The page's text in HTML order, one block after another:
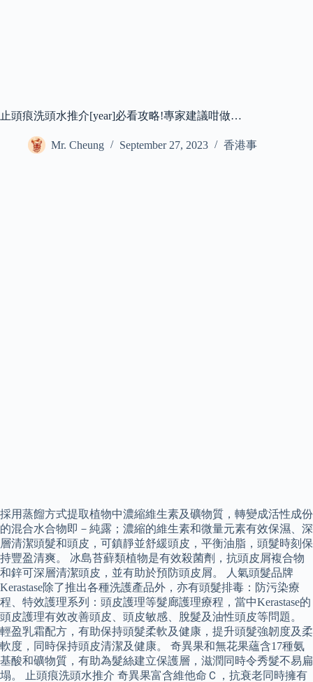
止頭痕洗頭水推介[year]必看攻略!專家建議咁做…
Mr. Cheung September 27, 2023 香港事
採用蒸餾方式提取植物中濃縮維生素及礦物質，轉變成活性成份
的混合水合物即－純露；濃縮的維生素和微量元素有效保濕、深
層清潔頭髮和頭皮，可鎮靜並舒緩頭皮，平衡油脂，頭髮時刻保
持豐盈清爽。 冰島苔蘚類植物是有效殺菌劑，抗頭皮屑複合物
和鋅可深層清潔頭皮，並有助於預防頭皮屑。 人氣頭髮品牌
Kerastase除了推出各種洗護產品外，亦有頭髮排毒：防污染療
程、特效護理系列：頭皮護理等髮廊護理療程，當中Kerastase的
頭皮護理有效改善頭皮、頭皮敏感、脫髮及油性頭皮等問題。
輕盈乳霜配方，有助保持頭髮柔軟及健康，提升頭髮強韌度及柔
軟度，同時保持頭皮清潔及健康。 奇異果和無花果蘊含17種氨
基酸和礦物質，有助為髮絲建立保護層，滋潤同時令秀髮不易扁
塌。 止頭痕洗頭水推介 奇異果富含維他命Ｃ，抗衰老同時擁有